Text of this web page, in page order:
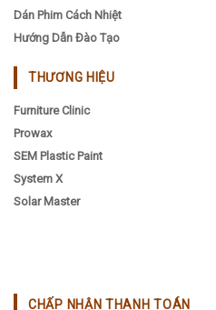
Dán Phim Cách Nhiệt
Hướng Dẫn Đào Tạo
THƯƠNG HIỆU
Furniture Clinic
Prowax
SEM Plastic Paint
System X
Solar Master
CHẤP NHẬN THANH TOÁN